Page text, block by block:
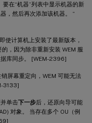
在“机器”列表中显示机器的新
，然后再次添加该机器。 “
使计算机上安装了最新版本，
，因为除非重新安装 WEM 服
库同步。 [WEM-2396]
屏幕重定向，WEM 可能无法
3133]
单击下一步后，还原向导可能
对象。 当存在多个 OU（例